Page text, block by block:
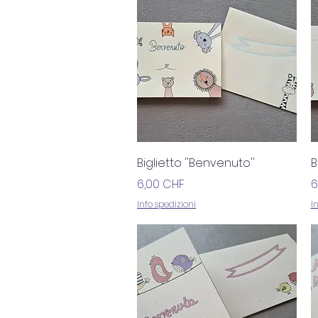
Vista rapida
Biglietto ''Benvenuto''
Prezzo
6,00 CHF
Info spedizioni